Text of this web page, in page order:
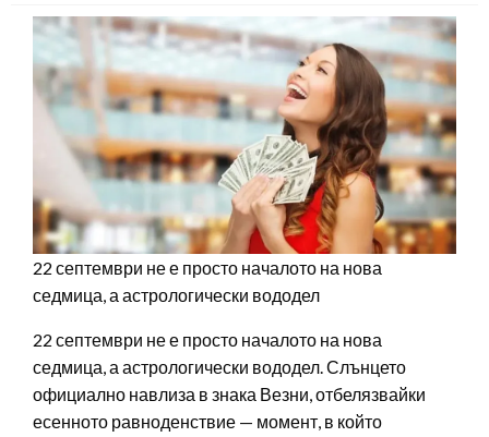
22 септември не е просто началото на нова
седмица, а астрологически вододел
22 септември не е просто началото на нова
седмица, а астрологически вододел. Слънцето
официално навлиза в знака Везни, отбелязвайки
есенното равноденствие — момент, в който